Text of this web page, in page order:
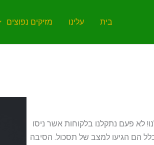
בית עלינו מזיקים נפוצים
לא פעם נתקלנו בלקוחות אשר ניסו
הם הגיעו למצב של תסכול. הסיבה